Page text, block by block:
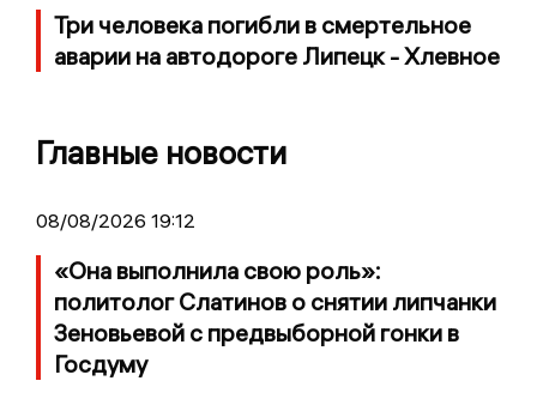
Три человека погибли в смертельное
аварии на автодороге Липецк - Хлевное
Главные новости
08/08/2026 19:12
«Она выполнила свою роль»:
политолог Слатинов о снятии липчанки
Зеновьевой с предвыборной гонки в
Госдуму